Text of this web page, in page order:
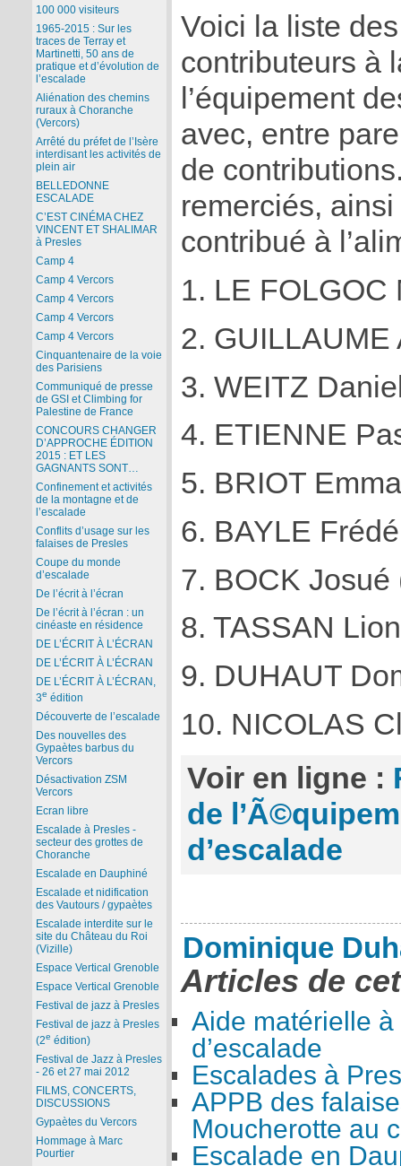
Voici la liste
contributeurs à
l’équipement
avec, entre
de
remerciés,
contribué à
1. LE FOLGOC
2. GUILLAUME
3. WEITZ
4. ETIENNE
5. BRIOT
6. BAYLE
7. BOCK Josué
8. TASSAN
9. DUHAUT
10. NICOLAS
Voir en ligne :
de
d’escalade
Dominique
Articles de
Aide matérielle à
d’escalade
Escalades à
APPB des
Moucherotte au
Escalade en
100 000 visiteurs
1965-2015 : Sur les
traces de Terray et
Martinetti, 50 ans de
pratique et d’évolution de
l’escalade
Aliénation des chemins
ruraux à Choranche
(Vercors)
Arrêté du préfet de l’Isère
interdisant les activités de
plein air
BELLEDONNE
ESCALADE
C’EST CINÉMA CHEZ
VINCENT ET SHALIMAR
à Presles
Camp 4
Camp 4 Vercors
Camp 4 Vercors
Camp 4 Vercors
Camp 4 Vercors
Cinquantenaire de la voie
des Parisiens
Communiqué de presse
de GSI et Climbing for
Palestine de France
CONCOURS CHANGER
D’APPROCHE ÉDITION
2015 : ET LES
GAGNANTS SONT…
Confinement et activités
de la montagne et de
l’escalade
Conflits d’usage sur les
falaises de Presles
Coupe du monde
d’escalade
De l’écrit à l’écran
De l’écrit à l’écran : un
cinéaste en résidence
DE L’ÉCRIT À L’ÉCRAN
DE L’ÉCRIT À L’ÉCRAN
DE L’ÉCRIT À L’ÉCRAN,
3e édition
Découverte de l’escalade
Des nouvelles des
Gypaètes barbus du
Vercors
Désactivation ZSM
Vercors
Ecran libre
Escalade à Presles -
secteur des grottes de
Choranche
Escalade en Dauphiné
Escalade et nidification
des Vautours / gypaètes
Escalade interdite sur le
site du Château du Roi
(Vizille)
Espace Vertical Grenoble
Espace Vertical Grenoble
Festival de jazz à Presles
Festival de jazz à Presles
(2e édition)
Festival de Jazz à Presles
- 26 et 27 mai 2012
FILMS, CONCERTS,
DISCUSSIONS
Gypaètes du Vercors
Hommage à Marc
Pourtier